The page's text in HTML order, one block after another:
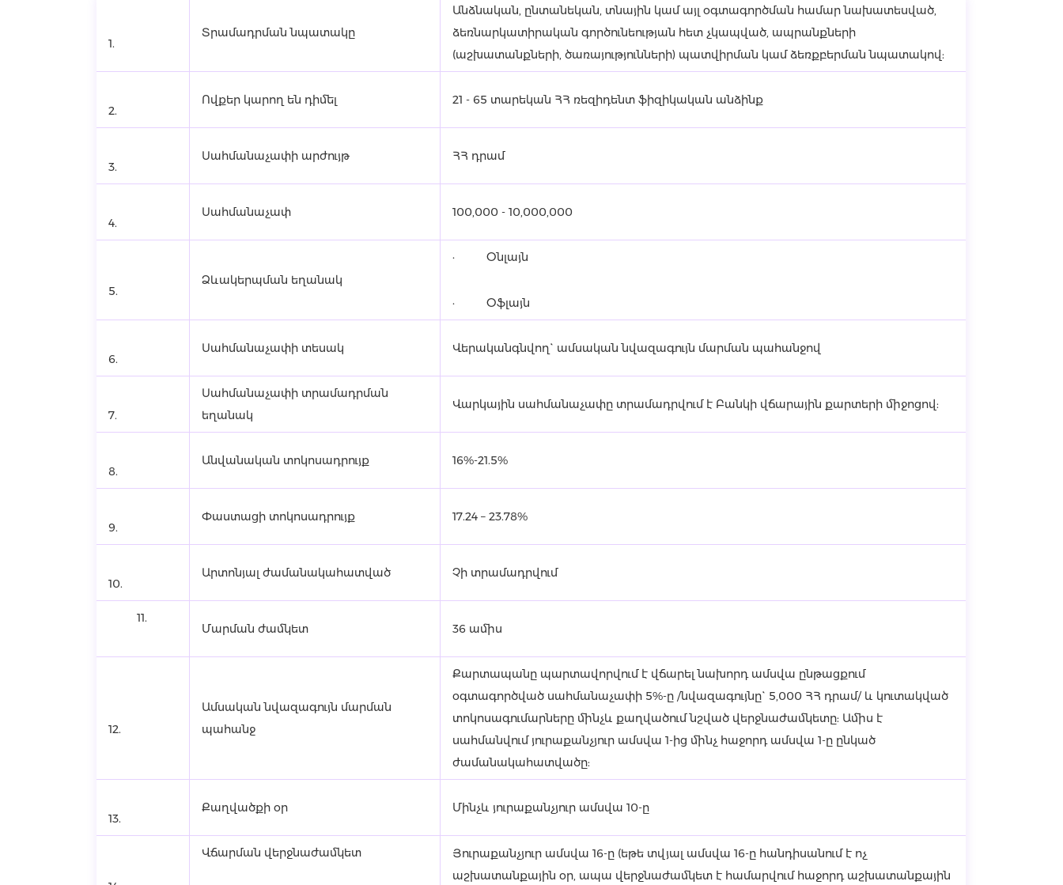
1.
Տրամադրման նպատակը
Անձնական, ընտանեկան, տնային կամ այլ օգտագործման համար նախատեսված,
ձեռնարկատիրական գործունեության հետ չկապված, ապրանքների
(աշխատանքների, ծառայությունների) պատվիրման կամ ձեռքբերման նպատակով:
2.
Ովքեր կարող են դիմել 21 - 65 տարեկան ՀՀ ռեզիդենտ ֆիզիկական անձինք
3.
Սահմանաչափի արժույթ ՀՀ դրամ
4.
Սահմանաչափ 100,000 - 10,000,000
5.
Ձևակերպման եղանակ
· Օնլայն
· Օֆլայն
6.
Սահմանաչափի տեսակ Վերականգնվող` ամսական նվազագույն մարման պահանջով
7.
Սահմանաչափի տրամադրման
եղանակ
Վարկային սահմանաչափը տրամադրվում է Բանկի վճարային քարտերի միջոցով:
8.
Անվանական տոկոսադրույք 16%-21.5%
9.
Փաստացի տոկոսադրույք 17.24 – 23.78%
10.
Արտոնյալ ժամանակահատված Չի տրամադրվում
11.
Մարման ժամկետ 36 ամիս
12.
Ամսական նվազագույն մարման
պահանջ
Քարտապանը պարտավորվում է վճարել նախորդ ամսվա ընթացքում
օգտագործված սահմանաչափի 5%-ը /նվազագույնը` 5,000 ՀՀ դրամ/ և կուտակված
տոկոսագումարները մինչև քաղվածում նշված վերջնաժամկետը: Ամիս է
սահմանվում յուրաքանչյուր ամսվա 1-ից մինչ հաջորդ ամսվա 1-ը ընկած
ժամանակահատվածը:
13.
Քաղվածքի օր Մինչև յուրաքանչյուր ամսվա 10-ը
Վճարման վերջնաժամկետ
Յուրաքանչյուր ամսվա 16-ը (եթե տվյալ ամսվա 16-ը հանդիսանում է ոչ
աշխատանքային օր, ապա վերջնաժամկետ է համարվում հաջորդ աշխատանքային